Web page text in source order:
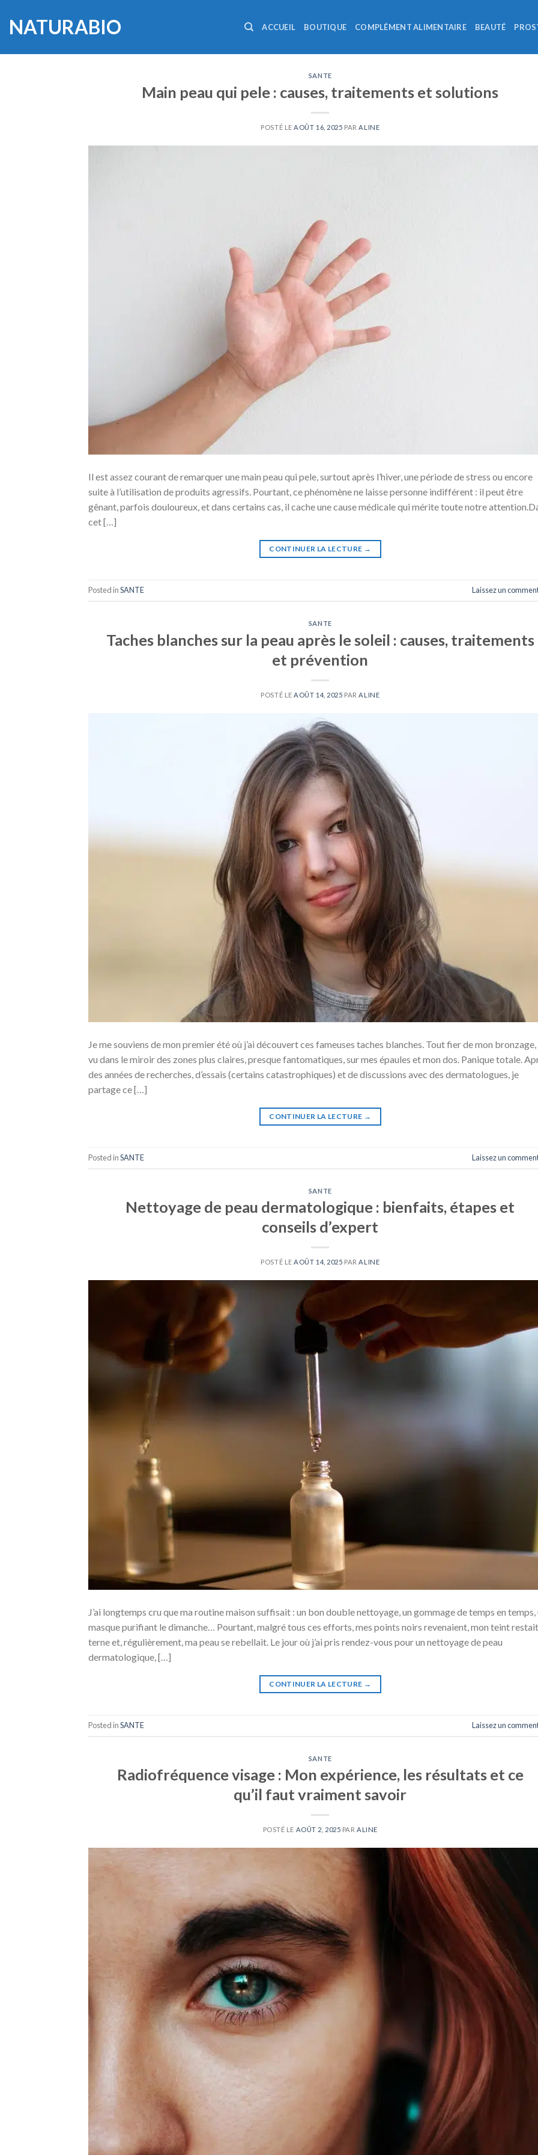
content
NATURABIO ACCUEIL BOUTIQUE COMPLÉMENT ALIMENTAIRE BEAUTÉ
SANTE
Main peau qui pele : causes, traitements et solutions
POSTÉ LE AOÛT 16, 2025 PAR ALINE
Il est assez courant de remarquer une main peau qui pele, surtout après l’hiver, une période de stress ou encore
suite à l’utilisation de produits agressifs. Pourtant, ce phénomène ne laisse personne indifférent : il peut être
gênant, parfois douloureux, et dans certains cas, il cache une cause médicale qui mérite toute notre
cet […]
CONTINUER LA LECTURE →
Posted inSANTE Laissez un
SANTE
Taches blanches sur la peau après le soleil : causes, traitements
et prévention
POSTÉ LE AOÛT 14, 2025 PAR ALINE
Je me souviens de mon premier été où j’ai découvert ces fameuses taches blanches. Tout fier de mon bronzage,
vu dans le miroir des zones plus claires, presque fantomatiques, sur mes épaules et mon dos. Panique totale.
des années de recherches, d’essais (certains catastrophiques) et de discussions avec des dermatologues, je
partage ce […]
CONTINUER LA LECTURE →
Posted inSANTE Laissez un
SANTE
Nettoyage de peau dermatologique : bienfaits, étapes et
conseils d’expert
POSTÉ LEAOÛT 14, 2025 PARALINE
J’ai longtemps cru que ma routine maison suffisait : un bon double nettoyage, un gommage de temps en temps,
masque purifiant le dimanche… Pourtant, malgré tous ces efforts, mes points noirs revenaient, mon teint restait
terne et, régulièrement, ma peau se rebellait. Le jour où j’ai pris rendez-vous pour un nettoyage de peau
dermatologique, […]
CONTINUER LA LECTURE →
Posted inSANTE Laissez un
SANTE
Radiofréquence visage : Mon expérience, les résultats et ce
qu’il faut vraiment savoir
POSTÉ LE AOÛT 2, 2025 PARALINE